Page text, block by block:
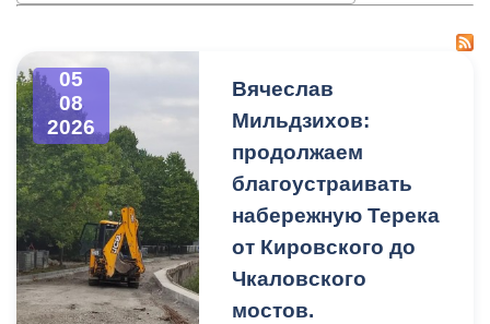
05
08
2026
Вячеслав
Мильдзихов:
продолжаем
благоустраивать
набережную Терека
от Кировского до
Чкаловского
мостов.